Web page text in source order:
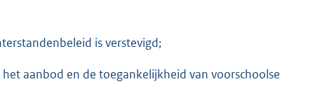
is verstevigd;
aanbod en de toegankelijkheid van voorschoolse